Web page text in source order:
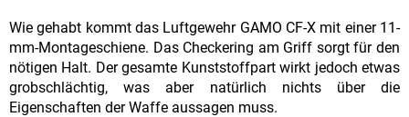
Wie gehabt kommt das Luftgewehr GAMO CF-X mit einer 11-
mm-Montageschiene. Das Checkering am Griff sorgt für den
nötigen Halt. Der gesamte Kunststoffpart wirkt jedoch etwas
grobschlächtig, was aber natürlich nichts über die
Eigenschaften der Waffe aussagen muss.